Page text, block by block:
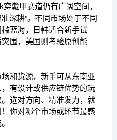
戴甲赛道仍有广阔空间，
深耕”。不同市场处于不同
蓝海，日韩适合新手试
围，美国则考验原创能
和货源，新手可从东南亚
有设计或供应链优势的玩
选对方向、精准发力，就
你对哪个市场或环节最感